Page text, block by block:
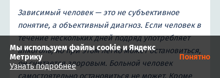
Зависимый человек — это не субъективное
понятие, а объективный диагноз. Если человек в
течение нескольких дней подряд употребляет
алкоголь, но при этом легко может остановиться,
он считается здоровым. Больной человек
самостоятельно остановиться не может. Кроме
Мы используем файлы cookie и Яндекс
Метрику
Узнать подробнее
Понятно